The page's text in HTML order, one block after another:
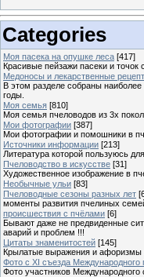
Categories
Моя пасека на опушке леса [417]
Красивые пейзажи пасеки и точок
Медоносы и лекарственные
В этом разделе собраны
годы.
Моя семья [810]
Моя семья пчеловодов из 3х
Мои фотографии [387]
Мои фотографии и помошники в
Источники информации [213]
Литература которой пользуюсь
Пчеловодство в искусстве [31]
Художественное изображение в
Необычные ульи [83]
Пчеловодные сезоны разных лет
моменты развития пчелиных
происшествия с пчёлами [6]
Бывают даже не предвиденные
аварий и проблем !!!
Цитаты знаменитостей [145]
Крылатые выражения и афоризмы
Фото с XI съезда Международного
Фото участников Международного